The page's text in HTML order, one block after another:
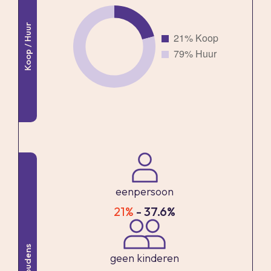
verschillen in meetuitkomsten niet volledig uit,
door bijvoorbeeld interpretatieverschillen,
afrondingen of beperkingen bij het uitvoeren
van de meting. Indien de exacte maten voor een
koper van cruciaal belang zijn, adviseren wij
zullen, indien gewenst, daartoe in de
moment teneinde teleurstellingen en schade te
voorkomen. Ouderdomsclausule Bij woningen
ouder dan 30 jaar zal er standaard in de
koopakte een ouderdomsclausule worden
opgenomen. Notariskeuze en kosten In principe
ligt de notariskeuze bij de koper. Het doorhalen
Koop / Huur
eenpersoon
21% - 37.6%
geen kinderen